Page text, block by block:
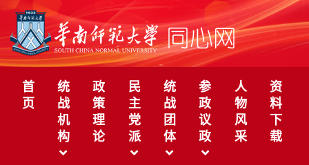
首
页
统
战
机
构
政
策
理
论
民
主
党
派
统
战
团
体
参
政
议
政
人
物
风
采
资
料
下
载